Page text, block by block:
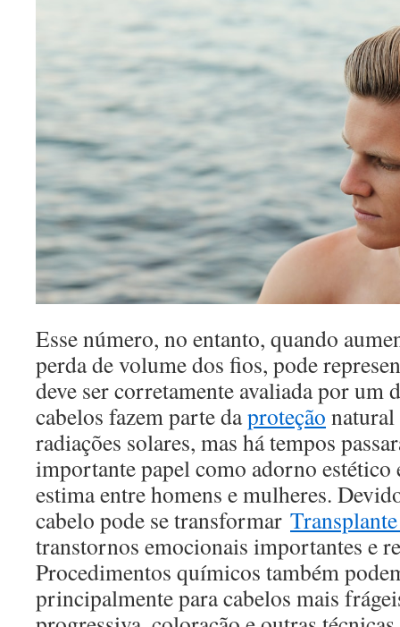
Esse número, no entanto, quando
perda de volume dos fios, pode
deve ser corretamente avaliada por um
cabelos fazem parte daproteção natural
radiações solares, mas há tempos
importante papel como adorno estético
estima entre homens e mulheres.
cabelo pode se transformar
transtornos emocionais importantes e
Procedimentos químicos também
principalmente para cabelos mais